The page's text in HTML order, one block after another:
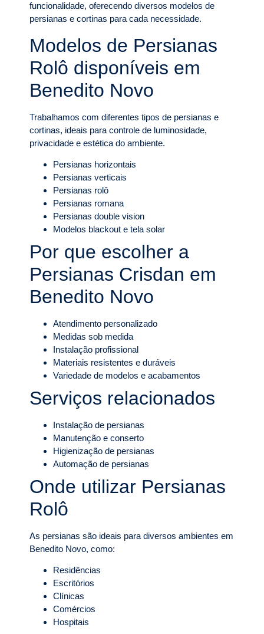
funcionalidade, oferecendo diversos modelos de
persianas e cortinas para cada necessidade.
Modelos de Persianas
Rolô disponíveis em
Benedito Novo
Trabalhamos com diferentes tipos de persianas e
cortinas, ideais para controle de luminosidade,
privacidade e estética do ambiente.
Persianas horizontais
Persianas verticais
Persianas rolô
Persianas romana
Persianas double vision
Modelos blackout e tela solar
Por que escolher a
Persianas Crisdan em
Benedito Novo
Atendimento personalizado
Medidas sob medida
Instalação profissional
Materiais resistentes e duráveis
Variedade de modelos e acabamentos
Serviços relacionados
Instalação de persianas
Manutenção e conserto
Higienização de persianas
Automação de persianas
Onde utilizar Persianas
Rolô
As persianas são ideais para diversos ambientes em
Benedito Novo, como:
Residências
Escritórios
Clínicas
Comércios
Hospitais